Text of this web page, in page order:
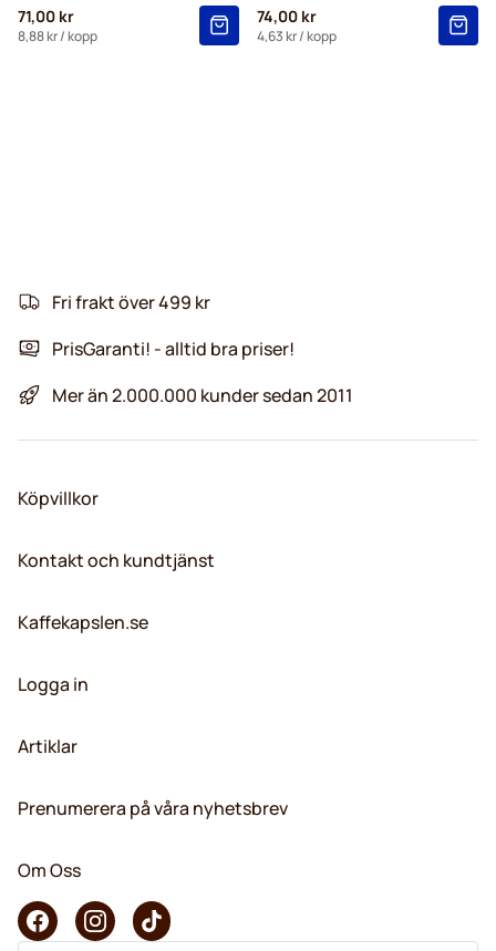
71,00 kr
8,88 kr/ kopp
74,00 kr
4,63 kr/ kopp
Fri frakt över 499 kr
PrisGaranti! - alltid bra priser!
Mer än 2.000.000 kunder sedan 2011
Köpvillkor
Kontakt och kundtjänst
Kaffekapslen.se
Logga in
Artiklar
Prenumerera på våra nyhetsbrev
Om Oss